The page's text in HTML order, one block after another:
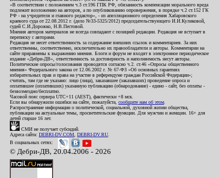
«В соответствии с положением ч.3 ст.196 ГПК РФ, обязанность компенсации морального вреда
подлежит возложению на авторов, а по опубликованию опровержения, в порядке ч.2 ст.152 ГК
РФ - на учредителя и главного редактор», - из апелляционного определения Хабаровского
краевого суда от 22.08.2012 г. (дело №33-5325/2012) председательствующего И.И.Куликовой,
судей С.И.Дорожко, Н.В.Пестовой.
Мнения авторов материалов не всегда совпадают с позицией редакции. Редакция не вступает в
переписку с авторами.
Редакция не несет ответственность за содержание внешних ссылок и комментариев. За них
ответственны, соответственно, исключительно их правообладатели и авторы. Комментарии на
сайте приравнены к выражению мнения. Блоги и форум не входят в электронное периодическое
издание «Дебри-ДВ», ответственность за достоверность и наполняемость несут авторы.
Политические опросы/голосования проводятся согласно ч.2. ст.46 «Опросы общественного
мнения» Федерального закона от 12.06.2002 г. № 67-ФЗ «Об основных гарантиях
избирательных прав и права на участие в референдуме граждан Российской Федерации»;
считать, там где не указано: лицо (лица), заказавшее (заказавших) проведение опроса и
оплатившее (оплативших) указанную публикацию (обнародование) - едино - сайт, без оплаты -
безвозмездно/бесплатно.
Часовой пояс сервера UTC+11 (AEST), фактически +8 мск.
Если вы обнаружили ошибки на сайте, пожалуйста, сообщите нам об этом
Распространение информации о политической, социальной, духовной жизни общества,
публикации на актуальные темы, просветительские функции. Для мужчин и женщин. 16+ для
детей старше 16 лет.
СМИ не получает субсидий.
Адреса сайта: DEBRI-DV.COM DEBRI-DV.RU
В социальных сетях:
© Дебри-ДВ, 20.04.2006 - 2026